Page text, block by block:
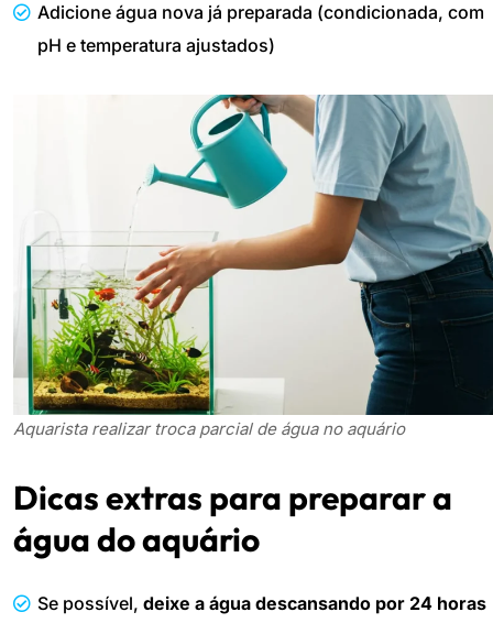
Adicione água nova já preparada (condicionada, com
pH e temperatura ajustados)
Aquarista realizar troca parcial de água no aquário
Dicas extras para preparar a
água do aquário
Se possível, deixe a água descansando por 24 horas